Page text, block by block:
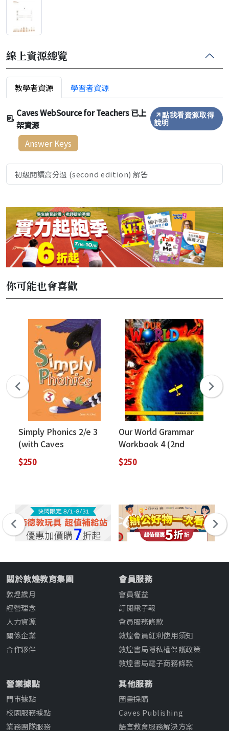
線上資源總覽
教學者資源 學習者資源
Caves WebSource for Teachers 已上
架資源
點我看資源取得
說明
Answer Keys
初級閱讀高分過 (second edition) 解答
你可能也會喜歡
Simply Phonics 2/e 3
(with Caves
WebSource)
$250
Our World Grammar
Workbook 4 (2nd
Edition)
$250
關於敦煌教育集團
敦煌歲月
經營理念
人力資源
關係企業
合作夥伴
會員服務
會員權益
訂閱電子報
會員服務條款
敦煌會員紅利使用須知
敦煌書局隱私權保護政策
敦煌書局電子商務條款
營業據點
門市據點
校園服務據點
業務團隊服務
其他服務
圖書採購
Caves Publishing
語言教育服務解決方案